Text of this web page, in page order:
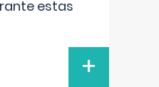
estas
+